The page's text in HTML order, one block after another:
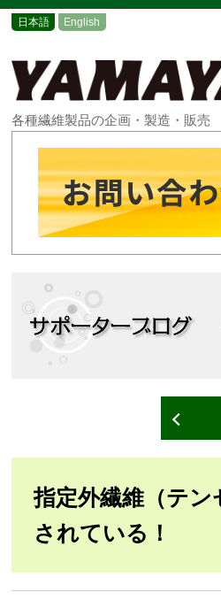
日本語 English
各種繊維製品の企画・製造・販売
指定外繊維（テン
されている！